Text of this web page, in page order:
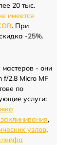
20 тыс.
имеется
. При
-25%.
- они
f/2.8 Micro MF
по
услуги:
,
узлов,